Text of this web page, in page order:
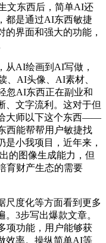
东西后，简单AI还
都是通过AI东西敏捷
界面和强大的功能，
AI绘画到AI写做，
、AI头像、AI素材、
忽AI东西正在副业和
、文字流利。这对于但
大师以下这个东西——
西能帮帮用户敏捷找
小我项目，近年来，
的图像生成能力，但
育财产生态的需要
度化等方面看到更多
3步写出爆款文章。
项功能，用户能够获
效率。操纵简单AI等